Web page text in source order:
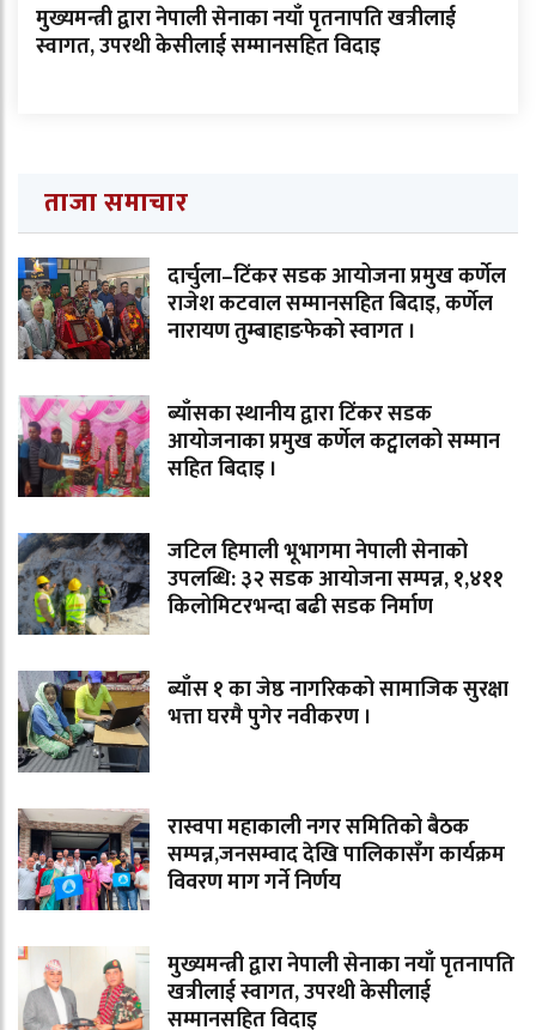
मुख्यमन्त्री द्वारा नेपाली सेनाका नयाँ पृतनापति खत्रीलाई
स्वागत, उपरथी केसीलाई सम्मानसहित विदाइ
ताजा समाचार
दार्चुला–टिंकर सडक आयोजना प्रमुख कर्णेल
राजेश कटवाल सम्मानसहित बिदाइ, कर्णेल
नारायण तुम्बाहाङफेको स्वागत ।
ब्याँसका स्थानीय द्वारा टिंकर सडक
आयोजनाका प्रमुख कर्णेल कट्वालको सम्मान
सहित बिदाइ ।
जटिल हिमाली भूभागमा नेपाली सेनाको
उपलब्धि: ३२ सडक आयोजना सम्पन्न, १,४११
किलोमिटरभन्दा बढी सडक निर्माण
ब्याँस १ का जेष्ठ नागरिकको सामाजिक सुरक्षा
भत्ता घरमै पुगेर नवीकरण ।
रास्वपा महाकाली नगर समितिको बैठक
सम्पन्न,जनसम्वाद देखि पालिकासँग कार्यक्रम
विवरण माग गर्ने निर्णय
मुख्यमन्त्री द्वारा नेपाली सेनाका नयाँ पृतनापति
खत्रीलाई स्वागत, उपरथी केसीलाई
सम्मानसहित विदाइ